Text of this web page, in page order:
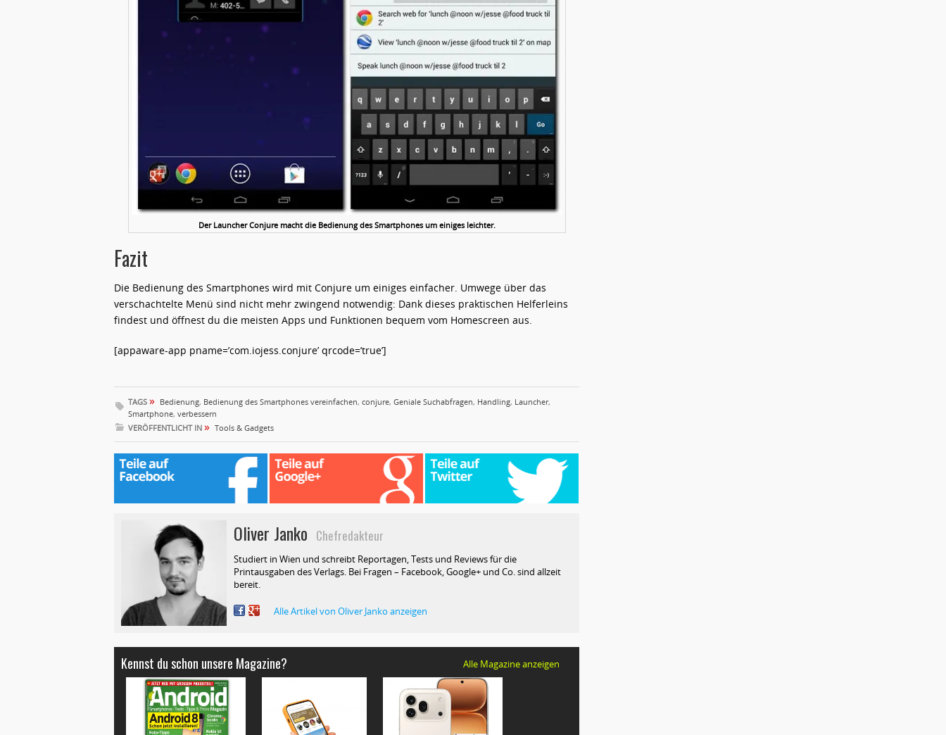
Der Launcher Conjure macht die Bedienung des Smartphones um einiges leichter.
Fazit
Die Bedienung des Smartphones wird mit Conjure um einiges einfacher. Umwege über das
verschachtelte Menü sind nicht mehr zwingend notwendig: Dank dieses praktischen Helferleins
findest und öffnest du die meisten Apps und Funktionen bequem vom Homescreen aus.
[appaware-app pname=’com.iojess.conjure’ qrcode=’true’]
TAGS » Bedienung, Bedienung des Smartphones vereinfachen, conjure, Geniale Suchabfragen, Handling, Launcher,
Smartphone, verbessern
VERÖFFENTLICHT IN » Tools & Gadgets
Oliver Janko Chefredakteur
Studiert in Wien und schreibt Reportagen, Tests und Reviews für die
Printausgaben des Verlags. Bei Fragen – Facebook, Google+ und Co. sind allzeit
bereit.
Alle Artikel von Oliver Janko anzeigen
Kennst du schon unsere Magazine? Alle Magazine anzeigen